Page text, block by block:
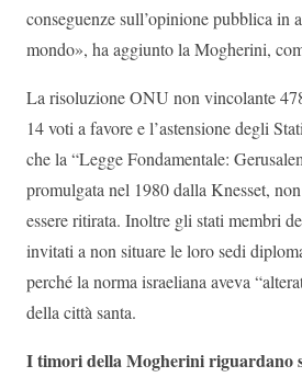
conseguenze sull’opinione pubblica in
mondo», ha aggiunto la Mogherini,
La risoluzione ONU non vincolante
14 voti a favore e l’astensione degli
che la “Legge Fondamentale:
promulgata nel 1980 dalla Knesset, non
essere ritirata. Inoltre gli stati membri
invitati a non situare le loro sedi
perché la norma israeliana aveva
della città santa.
I timori della Mogherini riguardano